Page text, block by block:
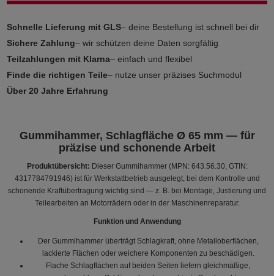
Schnelle Lieferung mit GLS– deine Bestellung ist schnell bei dir
Sichere Zahlung– wir schützen deine Daten sorgfältig
Teilzahlungen mit Klarna– einfach und flexibel
Finde die richtigen Teile– nutze unser präzises Suchmodul
Über 20 Jahre Erfahrung
Gummihammer, Schlagfläche Ø 65 mm — für
präzise und schonende Arbeit
Produktübersicht: Dieser Gummihammer (MPN: 643.56.30, GTIN:
4317784791946) ist für Werkstattbetrieb ausgelegt, bei dem Kontrolle und
schonende Kraftübertragung wichtig sind — z. B. bei Montage, Justierung und
Teilearbeiten an Motorrädern oder in der Maschinenreparatur.
Funktion und Anwendung
Der Gummihammer überträgt Schlagkraft, ohne Metalloberflächen,
lackierte Flächen oder weichere Komponenten zu beschädigen.
Flache Schlagflächen auf beiden Seiten liefern gleichmäßige,